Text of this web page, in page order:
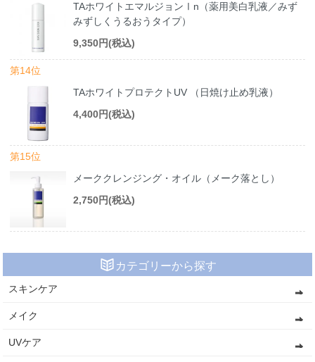
TAホワイトエマルジョンⅠn（薬用美白乳液／みず
みずしくうるおうタイプ）
9,350円(税込)
第14位
TAホワイトプロテクトUV （日焼け止め乳液）
4,400円(税込)
第15位
メーククレンジング・オイル（メーク落とし）
2,750円(税込)
カテゴリーから探す
スキンケア
メイク
UVケア